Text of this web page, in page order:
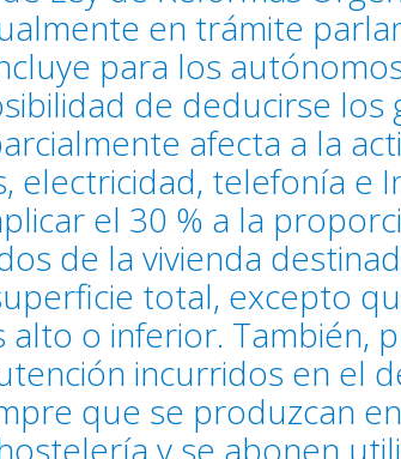
en trámite
para los
de deducirse
afecta a la
electricidad, telefonía e
el 30 % a la
de la vivienda
total, excepto
alto o inferior. También,
incurridos en el
que se produzcan
y se abonen